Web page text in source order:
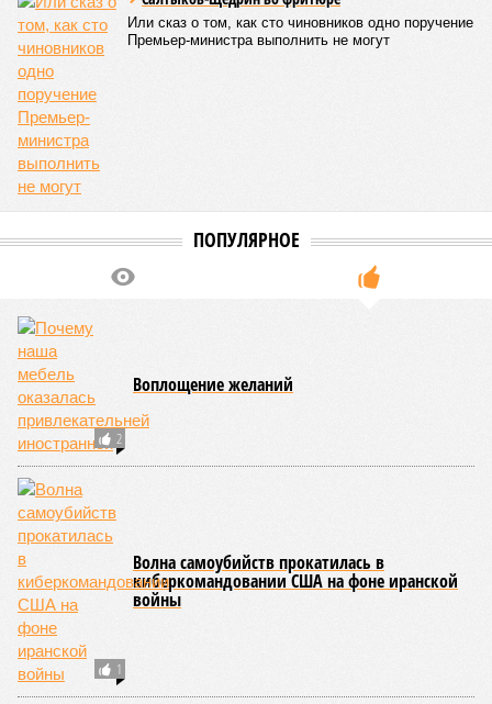
Или сказ о том, как сто чиновников одно поручение
Премьер-министра выполнить не могут
ПОПУЛЯРНОЕ
2
Воплощение желаний
1
Волна самоубийств прокатилась в
киберкомандовании США на фоне иранской
войны